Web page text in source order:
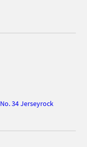
No. 34 Jerseyrock